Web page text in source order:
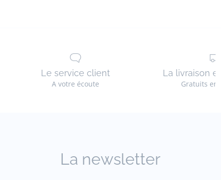
Le service client
A votre écoute
La livraison
Gratuits en
La newsletter